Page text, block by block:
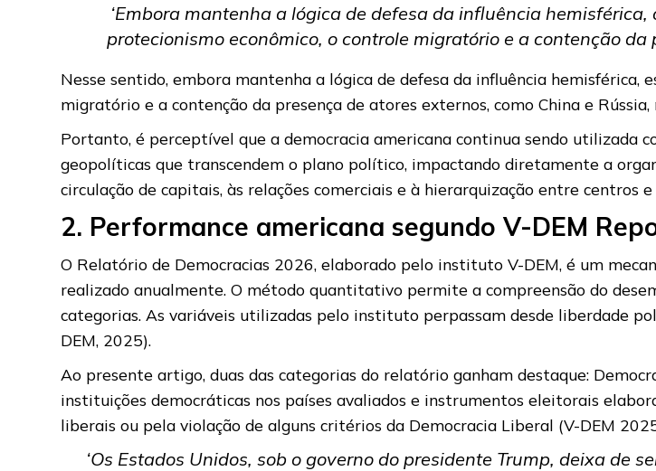
‘Embora mantenha a lógica de defesa da influência hemisférica,
protecionismo econômico, o controle migratório e a contenção da
Nesse sentido, embora mantenha a lógica de defesa da influência
migratório e a contenção da presença de atores externos, como China e
Portanto, é perceptível que a democracia americana continua sendo utilizada
geopolíticas que transcendem o plano político, impactando diretamente a
circulação de capitais, às relações comerciais e à hierarquização entre centros
2. Performance americana segundo V-DEM
O Relatório de Democracias 2026, elaborado pelo instituto V-DEM, é um
realizado anualmente. O método quantitativo permite a compreensão do
categorias. As variáveis utilizadas pelo instituto perpassam desde liberdade
DEM, 2025).
Ao presente artigo, duas das categorias do relatório ganham destaque:
instituições democráticas nos países avaliados e instrumentos eleitorais
liberais ou pela violação de alguns critérios da Democracia Liberal (V-DEM
‘Os Estados Unidos, sob o governo do presidente Trump, deixa de